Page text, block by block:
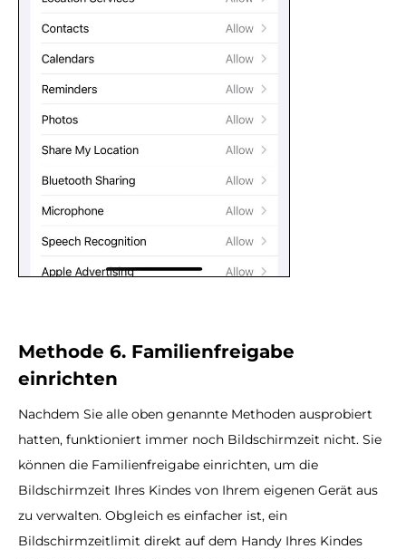
Methode 6. Familienfreigabe
einrichten
Nachdem Sie alle oben genannte Methoden ausprobiert
hatten, funktioniert immer noch Bildschirmzeit nicht. Sie
können die Familienfreigabe einrichten, um die
Bildschirmzeit Ihres Kindes von Ihrem eigenen Gerät aus
zu verwalten. Obgleich es einfacher ist, ein
Bildschirmzeitlimit direkt auf dem Handy Ihres Kindes